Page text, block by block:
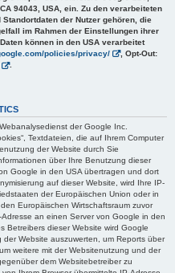
94043, USA, ein. Zu den verarbeiteten
der Nutzer gehören, die
im Rahmen der Einstellungen ihrer
können in den USA verarbeitet
policies/privacy/
, Opt-Out:
.
der Google Inc.
Textdateien, die auf Ihrem Computer
der Website durch Sie
über Ihre Benutzung dieser
Google in den USA übertragen und dort
auf dieser Website, wird Ihre IP-
der Europäischen Union oder in
Europäischen Wirtschaftsraum zuvor
an einen Server von Google in den
Betreibers dieser Website wird Google
Website auszuwerten, um Reports über
weitere mit der Websitenutzung und der
dem Websitebetreiber zu